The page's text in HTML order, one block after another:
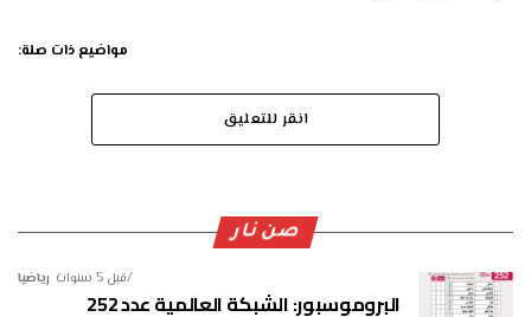
مواضيع ذات صلة:
انقر للتعليق
صن نار
رياضيا قبل 5 سنوات
البروموسبور: الشبكة العالمية عدد 252